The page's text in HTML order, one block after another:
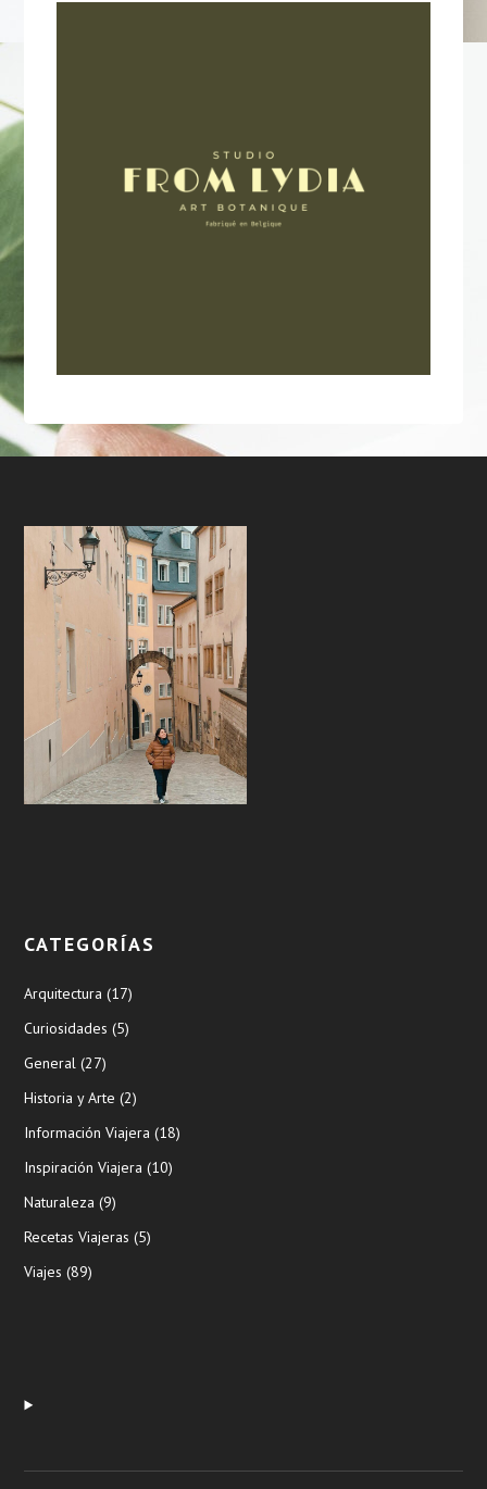
CATEGORÍAS
Arquitectura (17)
Curiosidades (5)
General (27)
Historia y Arte (2)
Información Viajera (18)
Inspiración Viajera (10)
Naturaleza (9)
Recetas Viajeras (5)
Viajes (89)